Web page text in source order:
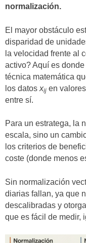
normalización.
El mayor obstáculo
disparidad de
la velocidad frente al
activo? Aquí es
técnica matemática
los datos xij en
entre sí.
Para un estratega, la
escala, sino un
los criterios de
coste (donde menos
Sin normalización
diarias fallan, ya que
descalibradas y
que es fácil de medir,